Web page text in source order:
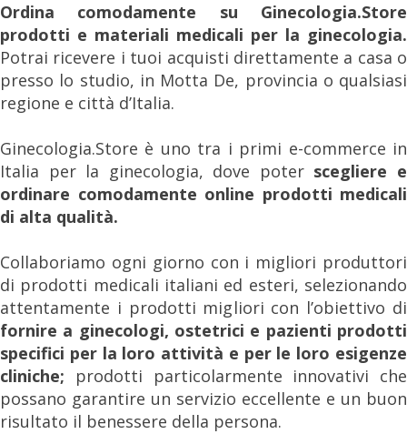
Ordina comodamente su Ginecologia.Store
prodotti e materiali medicali per la ginecologia.
Potrai ricevere i tuoi acquisti direttamente a casa o
presso lo studio, in Motta De, provincia o qualsiasi
regione e città d’Italia.
Ginecologia.Store è uno tra i primi e-commerce in
Italia per la ginecologia, dove poter scegliere e
ordinare comodamente online prodotti medicali
di alta qualità.
Collaboriamo ogni giorno con i migliori produttori
di prodotti medicali italiani ed esteri, selezionando
attentamente i prodotti migliori con l’obiettivo di
fornire a ginecologi, ostetrici e pazienti prodotti
specifici per la loro attività e per le loro esigenze
cliniche; prodotti particolarmente innovativi che
possano garantire un servizio eccellente e un buon
risultato il benessere della persona.